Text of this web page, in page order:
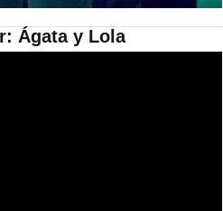
Ágata y Lola